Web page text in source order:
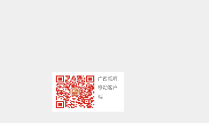
广西视听
移动客户
端